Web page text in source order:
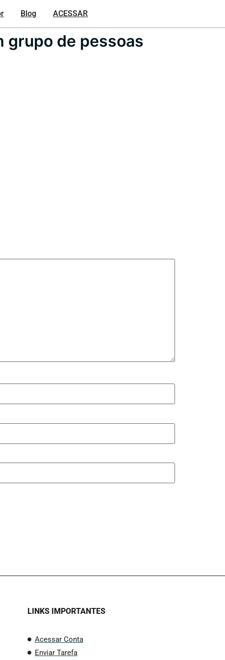
Blog ACESSAR
grupo de pessoas
LINKS IMPORTANTES
Acessar Conta
Enviar Tarefa